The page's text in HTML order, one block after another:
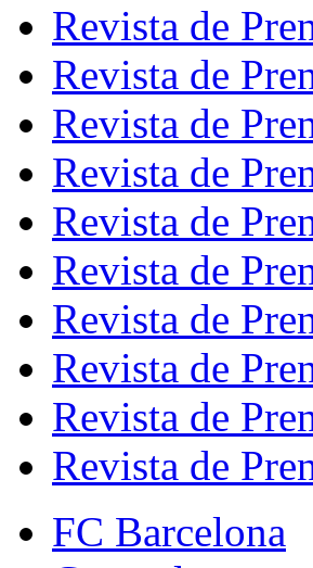
Revista de
Revista de
Revista de
Revista de
Revista de
Revista de
Revista de
Revista de
Revista de
Revista de
FC Barcelona